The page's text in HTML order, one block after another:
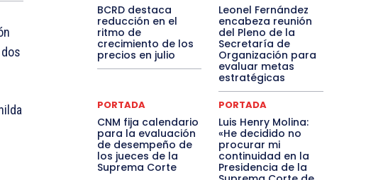
BCRD destaca
reducción en el
ritmo de
crecimiento de los
precios en julio
Leonel Fernández
encabeza reunión
del Pleno de la
Secretaría de
Organización para
evaluar metas
estratégicas
PORTADA
CNM fija calendario
para la evaluación
de desempeño de
los jueces de la
Suprema Corte
PORTADA
Luis Henry Molina:
«He decidido no
procurar mi
continuidad en la
Presidencia de la